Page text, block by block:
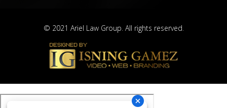
© 2021 Ariel Law Group. All rights reserved.